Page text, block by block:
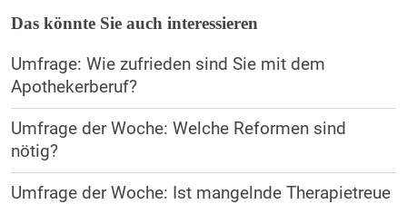
Das könnte Sie auch interessieren
Umfrage: Wie zufrieden sind Sie mit dem
Apothekerberuf?
Umfrage der Woche: Welche Reformen sind
nötig?
Umfrage der Woche: Ist mangelnde Therapietreue